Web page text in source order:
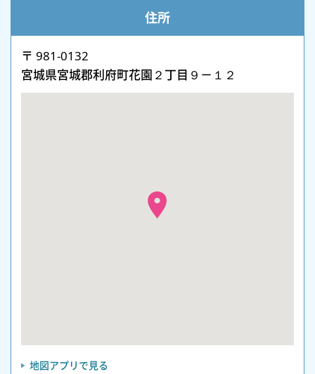
住所
〒 981-0132
宮城県宮城郡利府町花園２丁目９－１２
地図アプリで見る